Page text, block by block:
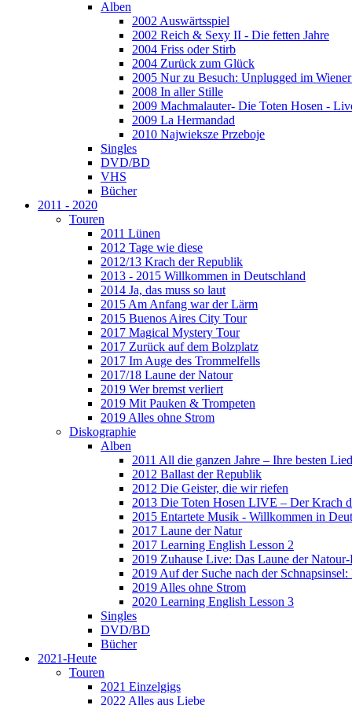
Alben
2002 Auswärtsspiel
2002 Reich & Sexy II - Die fetten Jahre
2004 Friss oder Stirb
2004 Zurück zum Glück
2005 Nur zu Besuch: Unplugged im
2008 In aller Stille
2009 Machmalauter- Die Toten Hosen -
2009 La Hermandad
2010 Najwieksze Przeboje
Singles
DVD/BD
VHS
Bücher
2011 - 2020
Touren
2011 Lünen
2012 Tage wie diese
2012/13 Krach der Republik
2013 - 2015 Willkommen in Deutschland
2014 Ja, das muss so laut
2015 Am Anfang war der Lärm
2015 Buenos Aires City Tour
2017 Magical Mystery Tour
2017 Zurück auf dem Bolzplatz
2017 Im Auge des Trommelfells
2017/18 Laune der Natour
2019 Wer bremst verliert
2019 Mit Pauken & Trompeten
2019 Alles ohne Strom
Diskographie
Alben
2011 All die ganzen Jahre – Ihre besten
2012 Ballast der Republik
2012 Die Geister, die wir riefen
2013 Die Toten Hosen LIVE – Der Krach
2015 Entartete Musik - Willkommen in
2017 Laune der Natur
2017 Learning English Lesson 2
2019 Zuhause Live: Das Laune der
2019 Auf der Suche nach der
2019 Alles ohne Strom
2020 Learning English Lesson 3
Singles
DVD/BD
Bücher
2021-Heute
Touren
2021 Einzelgigs
2022 Alles aus Liebe